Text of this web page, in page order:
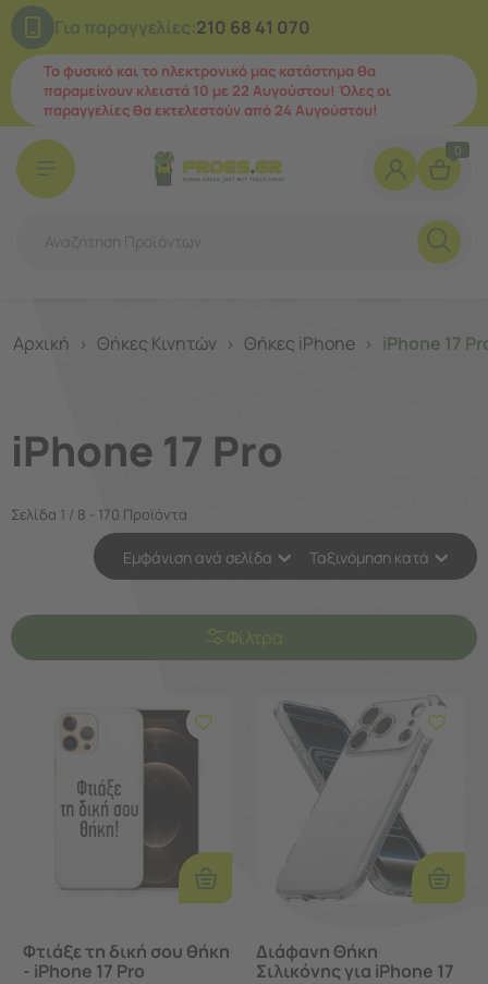
Για παραγγελίες:210 68 41 070
Το φυσικό και το ηλεκτρονικό μας κατάστημα θα
παραμείνουν κλειστά 10 με 22 Αυγούστου! Όλες οι
παραγγελίες θα εκτελεστούν από 24 Αυγούστου!
0
Αρχική > Θήκες Κινητών > Θήκες iPhone > iPhone 17
iPhone 17 Pro
Σελίδα 1 / 8 - 170 Προϊόντα
Εμφάνιση ανά σελίδα Ταξινόμηση κατά
Φίλτρα
Επιλογές
Φτιάξε τη δική σου θήκη
- iPhone 17 Pro
Στο
Καλάθι
Διάφανη Θήκη
Σιλικόνης για iPhone 17